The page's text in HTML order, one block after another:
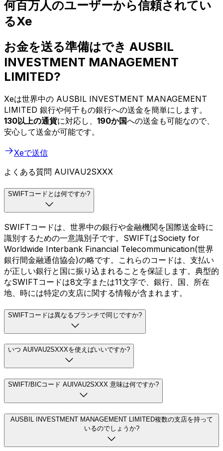
何百万人のユーザーから信頼されてい
るXe
お金を送る準備はでき AUSBIL
INVESTMENT MANAGEMENT
LIMITED?
Xeは世界中の AUSBIL INVESTMENT MANAGEMENT
LIMITED 銀行や何千もの銀行への送金を簡単にします。
130以上の通貨に対応し、 190か国への送金も可能なので、
安心して送金が可能です。
Xeで送信
よくある質問 AUIVAU2SXXX
SWIFTコードとは何ですか?
SWIFTコードは、世界中の銀行や金融機関を国際送金時に
識別するための一意識別子です。SWIFTはSociety for
Worldwide Interbank Financial Telecommunication(世界
銀行間金融通信協会)の略です。これらのコードは、支払い
が正しい銀行と国に振り込まれることを保証します。典型的
なSWIFTコードは8文字または11文字で、銀行、国、所在
地、時には特定の支店に関する情報が含まれます。
SWIFTコードは異なるブランチで同じですか?
いつ AUIVAU2SXXXを使えばいいですか?
SWIFT/BICコード AUIVAU2SXXX 意味は何ですか?
AUSBIL INVESTMENT MANAGEMENT LIMITED複数の支店を持って
いるのでしょうか?